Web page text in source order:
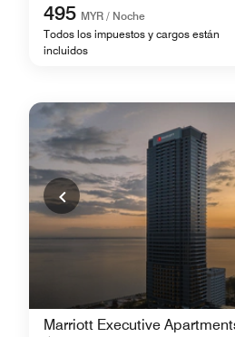
495 MYR / Noche
Todos los impuestos y cargos están
incluidos
Marriott Executive